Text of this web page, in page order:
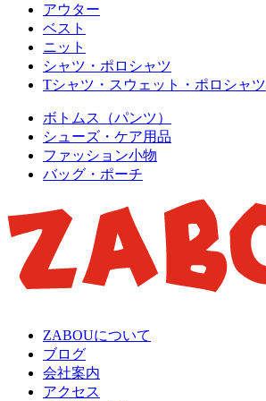
アウター
ベスト
ニット
シャツ・ポロシャツ
Tシャツ・スウェット・ポロシャツ
ボトムス（パンツ）
シューズ・ケア用品
ファッション小物
バッグ・ポーチ
ZABOUについて
ブログ
会社案内
アクセス